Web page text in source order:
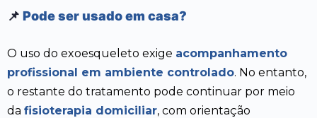
📌 Pode ser usado em casa?
O uso do exoesqueleto exige acompanhamento
profissional em ambiente controlado. No entanto,
o restante do tratamento pode continuar por meio
da fisioterapia domiciliar, com orientação